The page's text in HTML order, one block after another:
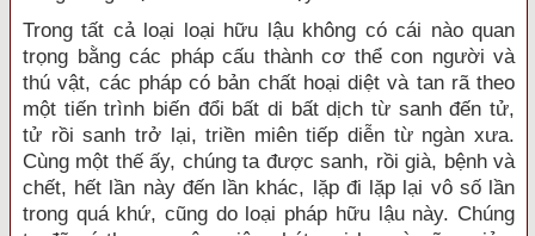
Trong tất cả loại loại hữu lậu không có cái nào quan
trọng bằng các pháp cấu thành cơ thể con người và
thú vật, các pháp có bản chất hoại diệt và tan rã theo
một tiến trình biến đổi bất di bất dịch từ sanh đến tử,
tử rồi sanh trở lại, triền miên tiếp diễn từ ngàn xưa.
Cùng một thế ấy, chúng ta được sanh, rồi già, bệnh và
chết, hết lần này đến lần khác, lặp đi lặp lại vô số lần
trong quá khứ, cũng do loại pháp hữu lậu này. Chúng